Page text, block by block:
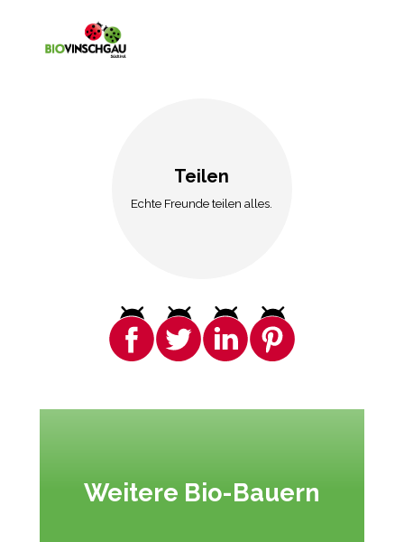
Teilen
Echte Freunde teilen alles.
Weitere Bio-Bauern